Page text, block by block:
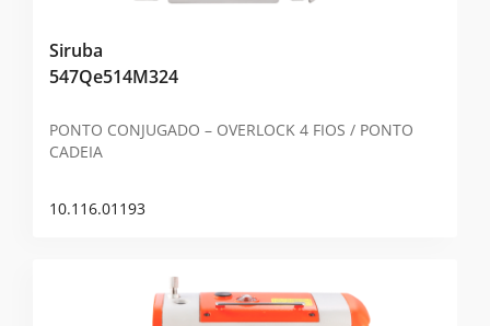
Siruba
547Qe514M324
PONTO CONJUGADO – OVERLOCK 4 FIOS / PONTO
CADEIA
10.116.01193